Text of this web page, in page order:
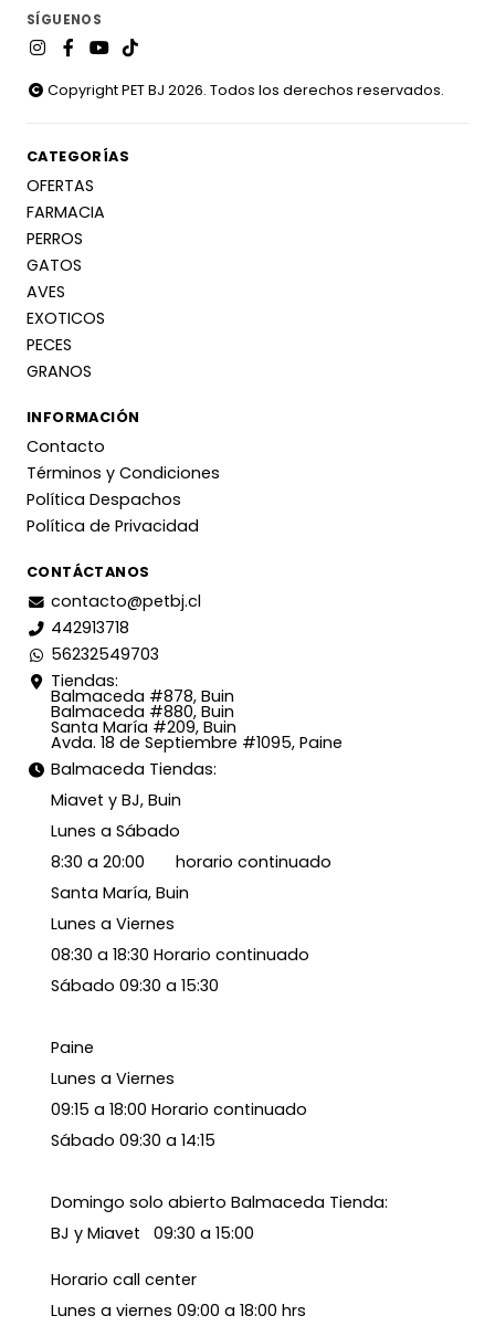
SÍGUENOS
Copyright PET BJ 2026. Todos los derechos reservados.
CATEGORÍAS
OFERTAS
FARMACIA
PERROS
GATOS
AVES
EXOTICOS
PECES
GRANOS
INFORMACIÓN
Contacto
Términos y Condiciones
Política Despachos
Política de Privacidad
CONTÁCTANOS
contacto@petbj.cl
442913718
56232549703
Tiendas:
Balmaceda #878, Buin
Balmaceda #880, Buin
Santa María #209, Buin
Avda. 18 de Septiembre #1095, Paine
Balmaceda Tiendas:
Miavet y BJ, Buin
Lunes a Sábado
8:30 a 20:00 horario continuado
Santa María, Buin
Lunes a Viernes
08:30 a 18:30 Horario continuado
Sábado 09:30 a 15:30
Paine
Lunes a Viernes
09:15 a 18:00 Horario continuado
Sábado 09:30 a 14:15
Domingo solo abierto Balmaceda Tienda:
BJ y Miavet 09:30 a 15:00
Horario call center
Lunes a viernes 09:00 a 18:00 hrs